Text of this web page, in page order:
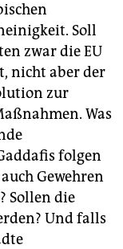
Soll
zwar die EU
nicht aber der
zur
Was
folgen
Gewehren
Sollen die
Und falls